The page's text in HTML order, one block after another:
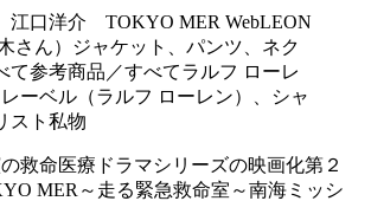
さん）ジャケット、パンツ、ネク
て参考商品／すべてラルフ ローレ
ーベル（ラルフ ローレン）、シャ
スト私物
救命医療ドラマシリーズの映画化第２
MER～走る緊急救命室～南海ミッシ